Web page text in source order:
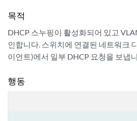
목적
DHCP 스누핑이 활성화되어 있고
인합니다. 스위치에 연결된 네트워크
이언트)에서 일부 DHCP 요청을 보냅
행동